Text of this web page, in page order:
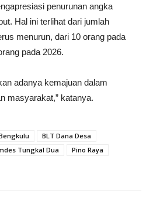
penurunan angka
Hal ini terlihat dari jumlah
menurun, dari 10 orang pada
pada 2026.
adanya kemajuan dalam
masyarakat,” katanya.
BLT Dana Desa
Tungkal Dua
Pino Raya